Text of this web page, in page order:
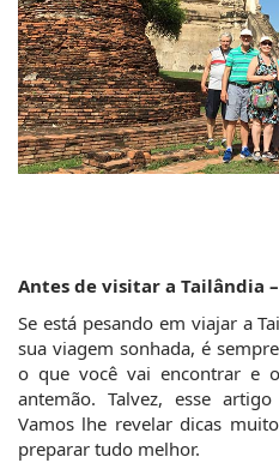
Antes de visitar a Tailândia
Se está pesando em viajar a
sua viagem sonhada, é
o que você vai encontrar e
antemão. Talvez, esse
Vamos lhe revelar dicas
preparar tudo melhor.